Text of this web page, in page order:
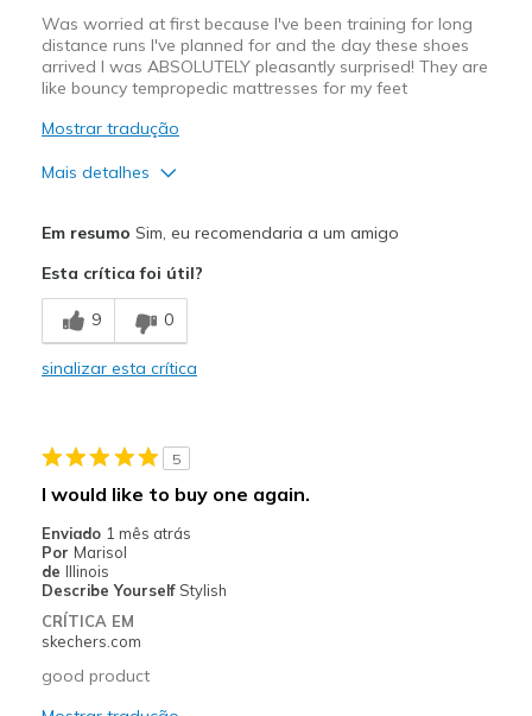
Was worried at first because I've been training for long
distance runs I've planned for and the day these shoes
arrived I was ABSOLUTELY pleasantly surprised! They are
like bouncy tempropedic mattresses for my feet
Mostrar tradução
Mais detalhes
Breathe Well
Comfortable
Contras
Melhores utilizações
Long distance running
Sizing
Em resumo Sim, eu recomendaria a um amigo
Esta crítica foi útil?
9 0
sinalizar esta crítica
5
I would like to buy one again.
Enviado 1 mês atrás
Por Marisol
de Illinois
Describe Yourself Stylish
CRÍTICA EM
skechers.com
good product